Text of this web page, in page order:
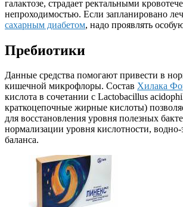
галактозе, страдает ректальными
непроходимостью. Если запланировано
сахарным диабетом, надо проявлять
Пребиотики
Данные средства помогают привести в
кишечной микрофлоры. Состав Хилака
кислота в сочетании с Lactobacillus
краткоцепочные жирные кислоты)
для восстановления уровня полезных
нормализации уровня кислотности, водно-
баланса.